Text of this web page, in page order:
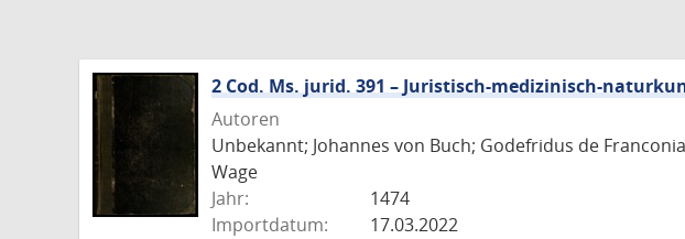
2 Cod. Ms. jurid. 391 – Juristisch-medizinisch-
Autoren
Unbekannt; Johannes von Buch; Godefridus de
Wage
Jahr:
1474
Importdatum:
17.03.2022